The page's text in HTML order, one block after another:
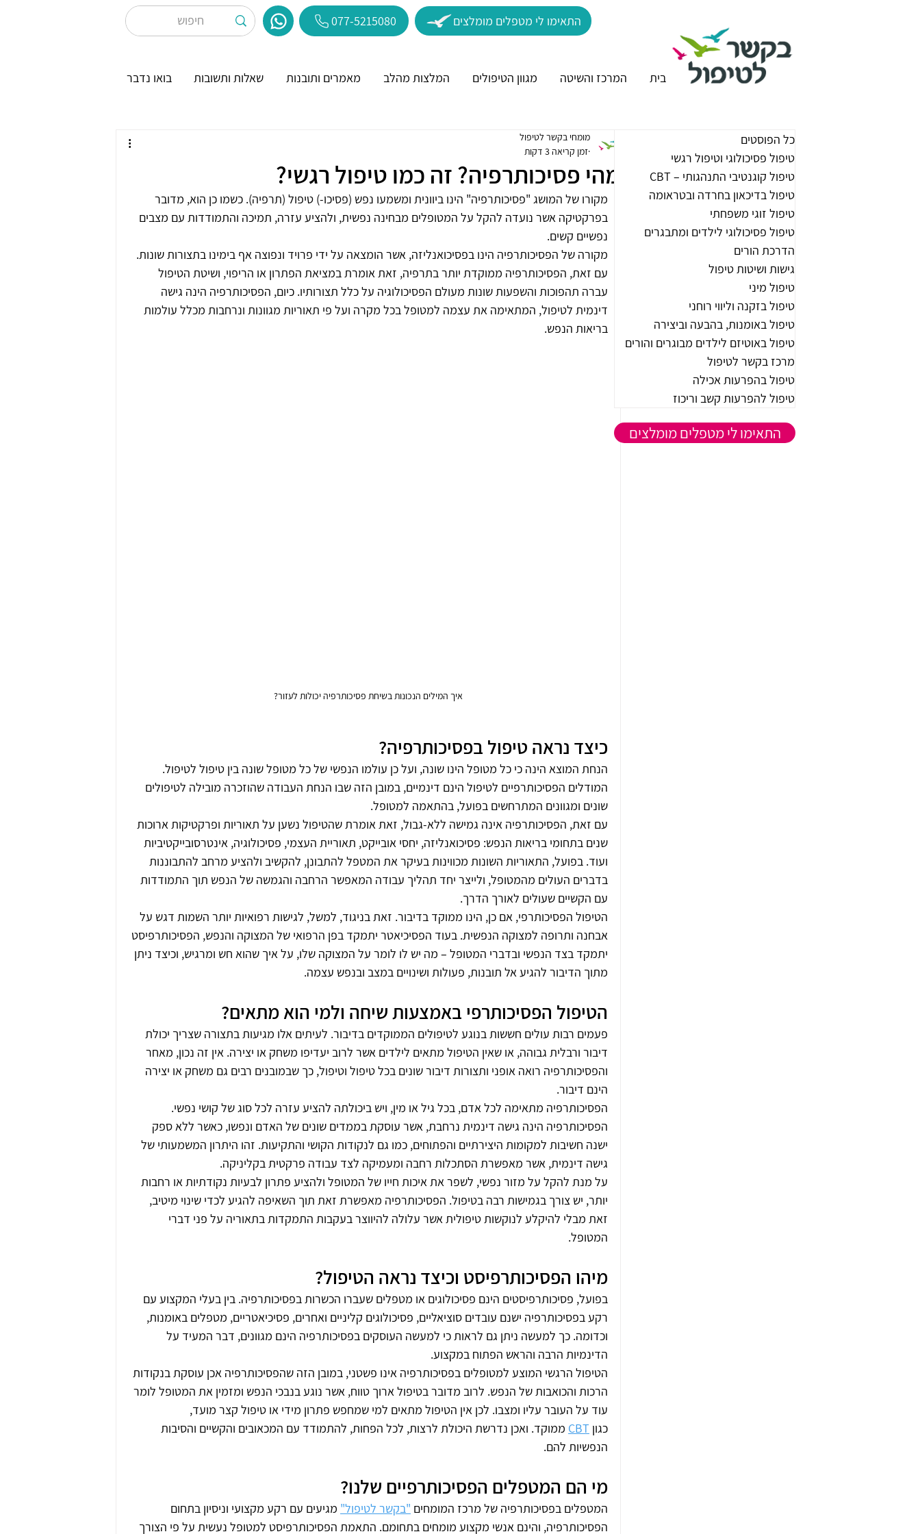
077-5215080 התאימו לי מטפלים מומלצים
בית המרכז והשיטה מגוון הטיפולים המלצות מהלב מאמרים ותובנות שאלות ותשובות בואו נדבר
מהי פסיכותרפיה? זה כמו טיפול רגשי?
מומחי בקשר לטיפול
זמן קריאה 3 דקות
מקורו של המושג "פסיכותרפיה" הינו ביוונית ומשמעו נפש (פסיכו-) טיפול (תרפיה). כשמו כן הוא, מדובר
בפרקטיקה אשר נועדה להקל על המטופלים מבחינה נפשית, ולהציע עזרה, תמיכה והתמודדות עם מצבים
נפשיים קשים.
מקורה של הפסיכותרפיה הינו בפסיכואנליזה, אשר הומצאה על ידי פרויד ונפוצה אף בימינו בתצורות שונות.
עם זאת, הפסיכותרפיה ממוקדת יותר בתרפיה, זאת אומרת במציאת הפתרון או הריפוי, ושיטת הטיפול
עברה תהפוכות והשפעות שונות מעולם הפסיכולוגיה על כלל תצורותיו. כיום, הפסיכותרפיה הינה גישה
דינמית לטיפול, המתאימה את עצמה למטופל בכל מקרה ועל פי תאוריות מגוונות ונרחבות מכלל עולמות
בריאות הנפש.
איך המילים הנכונות בשיחת פסיכותרפיה יכולות לעזור?
כיצד נראה טיפול בפסיכותרפיה?
הנחת המוצא הינה כי כל מטופל הינו שונה, ועל כן עולמו הנפשי של כל מטופל שונה בין טיפול לטיפול.
המודלים הפסיכותרפיים לטיפול הינם דינמיים, במובן הזה שבו הנחת העבודה שהוזכרה מובילה לטיפולים
שונים ומגוונים המתרחשים בפועל, בהתאמה למטופל.
עם זאת, הפסיכותרפיה אינה גמישה ללא-גבול, זאת אומרת שהטיפול נשען על תאוריות ופרקטיקות ארוכות
שנים בתחומי בריאות הנפש: פסיכואנליזה, יחסי אובייקט, תאוריית העצמי, פסיכולוגיה, אינטרסובייקטיביות
ועוד. בפועל, התאוריות השונות מכווינות בעיקר את המטפל להתבונן, להקשיב ולהציע מרחב להתבוננות
בדברים העולים מהמטופל, ולייצר יחד תהליך עבודה המאפשר הרחבה והגמשה של הנפש תוך התמודדות
עם הקשיים שעולים לאורך הדרך.
הטיפול הפסיכותרפי, אם כן, הינו ממוקד בדיבור. זאת בניגוד, למשל, לגישות רפואיות יותר השמות דגש על
אבחנה ותרופה למצוקה הנפשית. בעוד הפסיכיאטר יתמקד בפן הרפואי של המצוקה והנפש, הפסיכותרפיסט
יתמקד בצד הנפשי ובדברי המטופל – מה יש לו לומר על המצוקה שלו, על איך שהוא חש ומרגיש, וכיצד ניתן
מתוך הדיבור להגיע אל תובנות, פעולות ושינויים במצב ובנפש עצמה.
הטיפול הפסיכותרפי באמצעות שיחה ולמי הוא מתאים?
פעמים רבות עולים חששות בנוגע לטיפולים הממוקדים בדיבור. לעיתים אלו מגיעות בתצורה שצריך יכולת
דיבור ורבלית גבוהה, או שאין הטיפול מתאים לילדים אשר לרוב יעדיפו משחק או יצירה. אין זה נכון, מאחר
והפסיכותרפיה רואה אופני ותצורות דיבור שונים בכל טיפול וטיפול, כך שבמובנים רבים גם משחק או יצירה
הינם דיבור.
הפסיכותרפיה מתאימה לכל אדם, בכל גיל או מין, ויש ביכולתה להציע עזרה לכל סוג של קושי נפשי.
הפסיכותרפיה הינה גישה דינמית נרחבת, אשר עוסקת בממדים שונים של האדם ונפשו, כאשר ללא ספק
ישנה חשיבות למקומות היצירתיים והפתוחים, כמו גם לנקודות הקושי והתקיעות. זהו היתרון המשמעותי של
גישה דינמית, אשר מאפשרת הסתכלות רחבה ומעמיקה לצד עבודה פרקטית בקליניקה.
על מנת להקל על מזור נפשי, לשפר את איכות חייו של המטופל ולהציע פתרון לבעיות נקודתיות או רחבות
יותר, יש צורך בגמישות רבה בטיפול. הפסיכותרפיה מאפשרת זאת תוך השאיפה להגיע לכדי שינוי מיטיב,
זאת מבלי להיקלע לנוקשות טיפולית אשר עלולה להיווצר בעקבות התמקדות בתאוריה על פני דברי
המטופל.
מיהו הפסיכותרפיסט וכיצד נראה הטיפול?
בפועל, פסיכותרפיסטים הינם פסיכולוגים או מטפלים שעברו הכשרות בפסיכותרפיה. בין בעלי המקצוע עם
רקע בפסיכותרפיה ישנם עובדים סוציאליים, פסיכולוגים קליניים ואחרים, פסיכיאטריים, מטפלים באומנות,
וכדומה. כך למעשה ניתן גם לראות כי למעשה העוסקים בפסיכותרפיה הינם מגוונים, דבר המעיד על
הדינמיות הרבה והראש הפתוח במקצוע.
הטיפול הרגשי המוצע למטופלים בפסיכותרפיה אינו פשטני, במובן הזה שהפסיכותרפיה אכן עוסקת בנקודות
הרכות והכואבות של הנפש. לרוב מדובר בטיפול ארוך טווח, אשר נוגע בנבכי הנפש ומזמין את המטופל לומר
עוד על העובר עליו ומצבו. לכן אין הטיפול מתאים למי שמחפש פתרון מידי או טיפול קצר מועד,
כגון CBT ממוקד. ואכן נדרשת היכולת לרצות, לכל הפחות, להתמודד עם המכאובים והקשיים והסיבות
הנפשיות להם.
מי הם המטפלים הפסיכותרפיים שלנו?
המטפלים בפסיכותרפיה של מרכז המומחים "בקשר לטיפול" מגיעים עם רקע מקצועי וניסיון בתחום
הפסיכותרפיה, והינם אנשי מקצוע מומחים בתחומם. התאמת הפסיכותרפיסט למטופל נעשית על פי הצורך
כל הפוסטים
טיפול פסיכולוגי וטיפול רגשי
טיפול קוגנטיבי התנהגותי – CBT
טיפול בדיכאון בחרדה ובטראומה
טיפול זוגי משפחתי
טיפול פסיכולוגי לילדים ומתבגרים
הדרכת הורים
גישות ושיטות טיפול
טיפול מיני
טיפול בזקנה וליווי רוחני
טיפול באומנות, בהבעה וביצירה
טיפול באוטיזם לילדים מבוגרים והורים
מרכז בקשר לטיפול
טיפול בהפרעות אכילה
טיפול להפרעות קשב וריכוז
התאימו לי מטפלים מומלצים